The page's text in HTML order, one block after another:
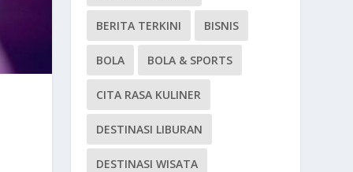
BERITA TERKINI BISNIS
BOLA BOLA & SPORTS
CITA RASA KULINER
DESTINASI LIBURAN
DESTINASI WISATA